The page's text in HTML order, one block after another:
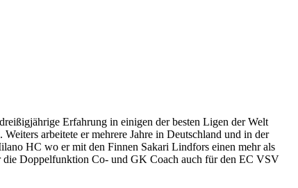
Erfahrung in einigen der besten Ligen der Welt
arbeitete er mehrere Jahre in Deutschland und in der
HC wo er mit den Finnen Sakari Lindfors einen mehr als
die Doppelfunktion Co- und GK Coach auch für den EC VSV